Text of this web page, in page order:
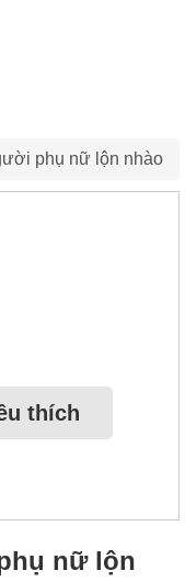
phụ nữ lộn nhào
thích
nữ lộn